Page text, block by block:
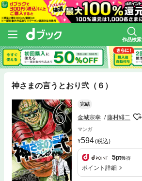
作品検索
神さまの言うとおり弐（６）
完結
金城宗幸 藤村緋二
マンガ
594(税込)
5pt獲得
ポイント詳細